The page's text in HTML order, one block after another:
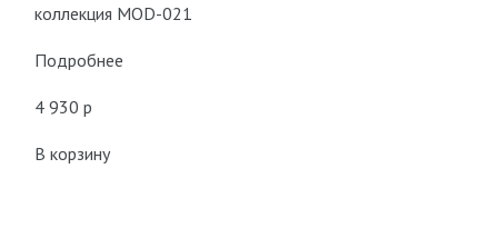
коллекция MOD-021
Подробнее
4 930 p
В корзину